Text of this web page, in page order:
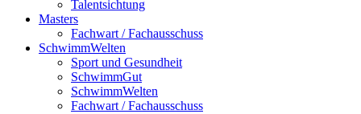
Talentsichtung
Masters
Fachwart / Fachausschuss
SchwimmWelten
Sport und Gesundheit
SchwimmGut
SchwimmWelten
Fachwart / Fachausschuss